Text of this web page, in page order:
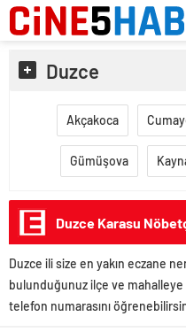
Duzce
Akçakoca
Gümüşova
Duzce Karasu
Duzce ili size en yakın eczane
bulunduğunuz ilçe ve mahalleye
telefon numarasını